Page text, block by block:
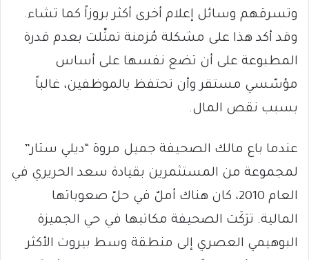
وتسرقهم وسائل إعلام أخرى أكثر بروزاً كما تشاء.
وقد أكد هذا على مشكلة مُزمنة تمثّلت بعدم قدرة
المطبوعة على أن تضع نفسها على أساس
مؤسّسي مستقر وأن تحتفظ بالموظفين، غالباً
بسبب نقص المال.
عندما باع مالك الصحيفة جميل مروة “ديلي ستار”
لمجموعة من المستثمرين بقيادة سعد الحريري في
العام 2010، كان هناك أملٌ في حلّ صعوباتها
المالية. ترَكَت الصحيفة مكاتبها في حي الجميزة
البوهيمي العصري إلى منطقة وسط بيروت الأكثر